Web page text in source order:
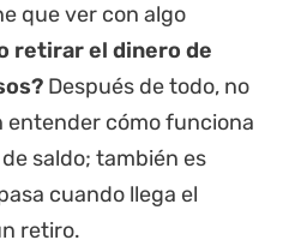
que ver con algo
retirar el dinero de
Después de todo, no
entender cómo funciona
saldo; también es
cuando llega el
retiro.